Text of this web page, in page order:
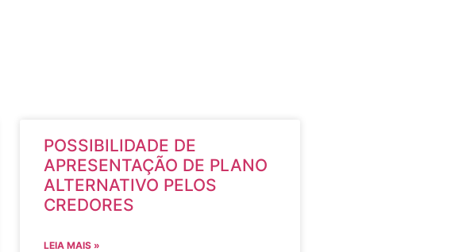
POSSIBILIDADE DE
APRESENTAÇÃO DE PLANO
ALTERNATIVO PELOS
CREDORES
LEIA MAIS »